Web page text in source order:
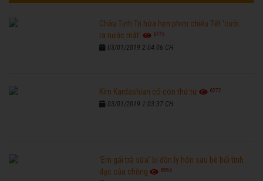
Châu Tinh Trì hứa hẹn phim chiếu Tết 'cười
ra nước mắt'
6775
03/01/2019 2:04:06 CH
Kim Kardashian có con thứ tư 6272
03/01/2019 1:03:37 CH
'Em gái trà sữa' bị đồn ly hôn sau bê bối tình
dục của chồng
6594